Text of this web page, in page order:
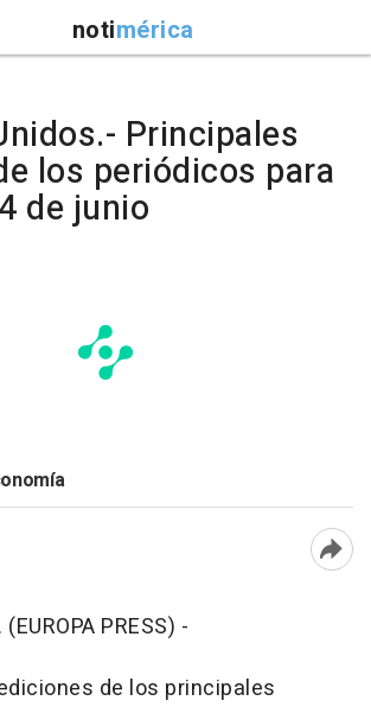
notimérica
Principales
los periódicos para
de junio
PRESS) -
de los principales